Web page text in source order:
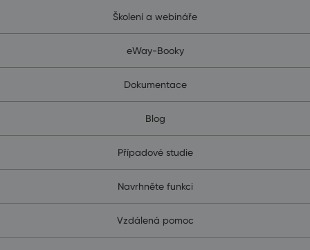
Školení a webináře
eWay-Booky
Dokumentace
Blog
Případové studie
Navrhněte funkci
Vzdálená pomoc